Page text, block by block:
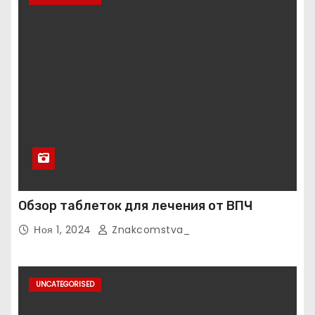
Обзор таблеток для лечения от ВПЧ
Ноя 1, 2024 Znakcomstva_
UNCATEGORISED